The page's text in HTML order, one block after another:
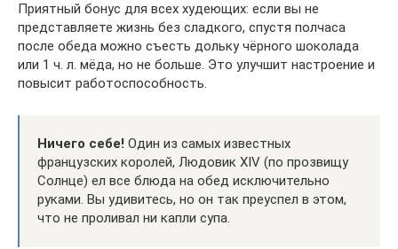
Приятный бонус для всех худеющих: если вы не
представляете жизнь без сладкого, спустя полчаса
после обеда можно съесть дольку чёрного шоколада
или 1 ч. л. мёда, но не больше. Это улучшит настроение и
повысит работоспособность.
Ничего себе! Один из самых известных
французских королей, Людовик XIV (по прозвищу
Солнце) ел все блюда на обед исключительно
руками. Вы удивитесь, но он так преуспел в этом,
что не проливал ни капли супа.